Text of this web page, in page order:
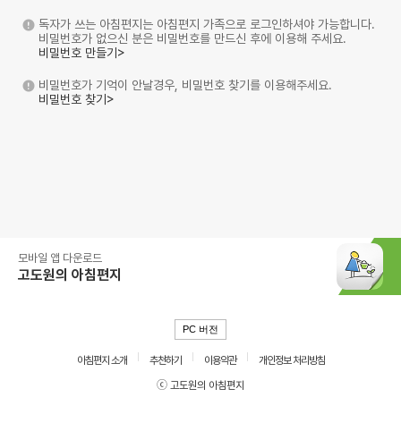
독자가 쓰는 아침편지는 아침편지 가족으로 로그인하셔야 가능합니다.
비밀번호가 없으신 분은 비밀번호를 만드신 후에 이용해 주세요.
비밀번호 만들기>
비밀번호가 기억이 안날경우, 비밀번호 찾기를 이용해주세요.
비밀번호 찾기>
모바일 앱 다운로드
고도원의 아침편지
PC 버전
아침편지 소개 추천하기 이용약관
개인정보 처리방침
ⓒ 고도원의 아침편지